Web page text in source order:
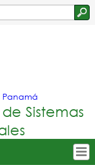
Panamá
Sistemas